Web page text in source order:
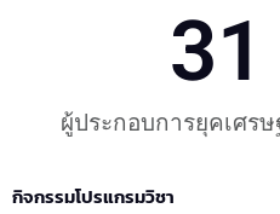
ผู้ประกอบการยุคเศร
31
กิจกรรมโปรแกรมวิชา